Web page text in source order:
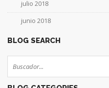
julio 2018
junio 2018
BLOG SEARCH